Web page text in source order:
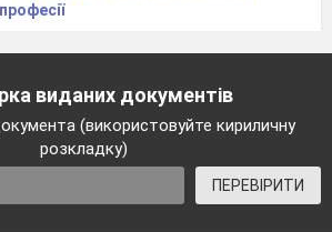
виданих документів
(використовуйте кириличну
розкладку)
ПЕРЕВІРИТИ